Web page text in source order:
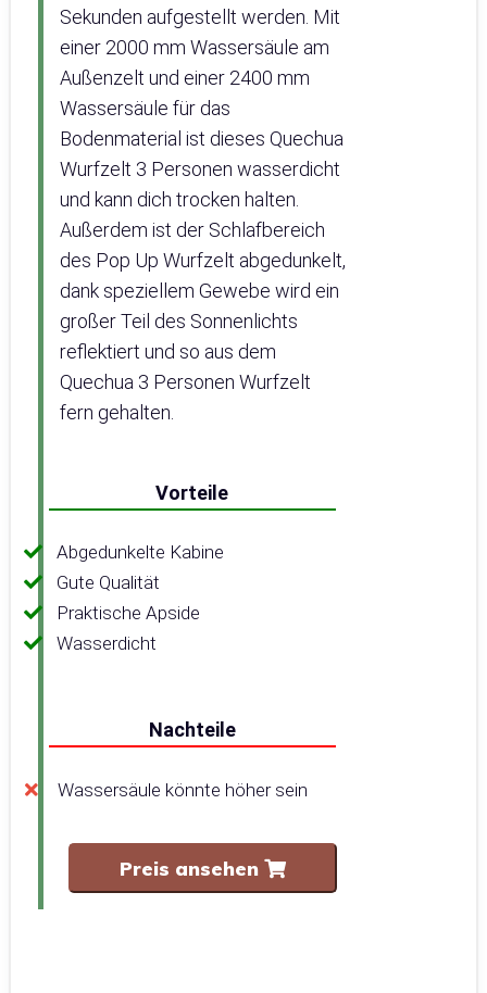
Sekunden aufgestellt werden. Mit
einer 2000 mm Wassersäule am
Außenzelt und einer 2400 mm
Wassersäule für das
Bodenmaterial ist dieses Quechua
Wurfzelt 3 Personen wasserdicht
und kann dich trocken halten.
Außerdem ist der Schlafbereich
des Pop Up Wurfzelt abgedunkelt,
dank speziellem Gewebe wird ein
großer Teil des Sonnenlichts
reflektiert und so aus dem
Quechua 3 Personen Wurfzelt
fern gehalten.
Vorteile
Abgedunkelte Kabine
Gute Qualität
Praktische Apside
Wasserdicht
Nachteile
Wassersäule könnte höher sein
Preis ansehen